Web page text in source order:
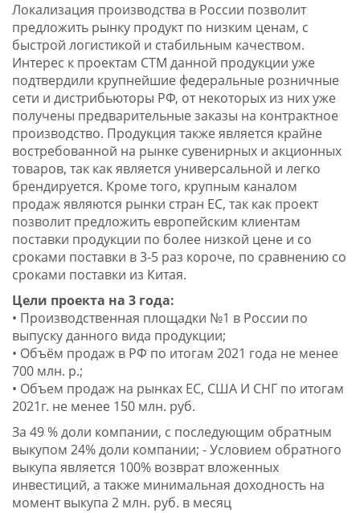
Локализация производства в России позволит
предложить рынку продукт по низким ценам, с
быстрой логистикой и стабильным качеством.
Интерес к проектам СТМ данной продукции уже
подтвердили крупнейшие федеральные розничные
сети и дистрибьюторы РФ, от некоторых из них уже
получены предварительные заказы на контрактное
производство. Продукция также является крайне
востребованной на рынке сувенирных и акционных
товаров, так как является универсальной и легко
брендируется. Кроме того, крупным каналом
продаж являются рынки стран ЕС, так как проект
позволит предложить европейским клиентам
поставки продукции по более низкой цене и со
сроками поставки в 3-5 раз короче, по сравнению со
сроками поставки из Китая.
Цели проекта на 3 года:
• Производственная площадки №1 в России по
выпуску данного вида продукции;
• Объём продаж в РФ по итогам 2021 года не менее
700 млн. р.;
• Объем продаж на рынках ЕС, США И СНГ по итогам
2021г. не менее 150 млн. руб.
За 49 % доли компании, с последующим обратным
выкупом 24% доли компании; - Условием обратного
выкупа является 100% возврат вложенных
инвестиций, а также минимальная доходность на
момент выкупа 2 млн. руб. в месяц